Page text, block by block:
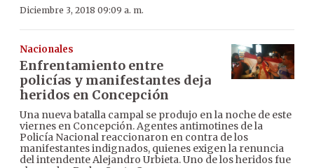
Diciembre 3, 2018 09:09 a. m.
Nacionales
Enfrentamiento entre
policías y manifestantes deja
heridos en Concepción
Una nueva batalla campal se produjo en la noche de este
viernes en Concepción. Agentes antimotines de la
Policía Nacional reaccionaron en contra de los
manifestantes indignados, quienes exigen la renuncia
del intendente Alejandro Urbieta. Uno de los heridos fue